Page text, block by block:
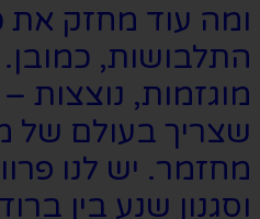
ומה עוד מחזק את
התלבושות, כמובן.
מוגזמות, נוצצות
שצריך בעולם של
מחזמר. יש לנו
וסגנון שנע בין